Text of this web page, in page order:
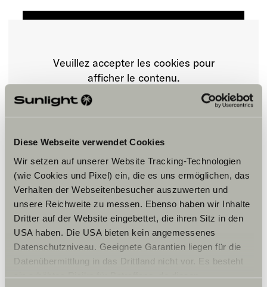
Diese Webseite verwendet Cookies
Wir setzen auf unserer Website Tracking-Technologien
(wie Cookies und Pixel) ein, die es uns ermöglichen, das
Verhalten der Webseitenbesucher auszuwerten und
unsere Reichweite zu messen. Ebenso haben wir Inhalte
Dritter auf der Website eingebettet, die ihren Sitz in den
USA haben. Die USA bieten kein angemessenes
Datenschutzniveau. Geeignete Garantien liegen für die
Datenübermittlung in das Drittland nicht vor. Es besteht
ein erhöhtes Risiko für Betroffene, da diesen
Horaires d'ouverture
Monday 9am – 5.30pm
Wednesday 9.00am – 5.30pm
Veuillez accepter les cookies pour
afficher le contenu.
Paramètre des cookies